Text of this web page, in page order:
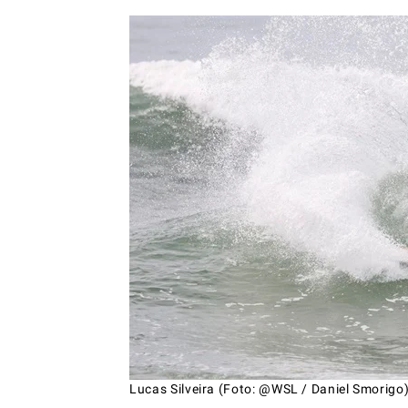
Lucas Silveira (Foto: @WSL / Daniel